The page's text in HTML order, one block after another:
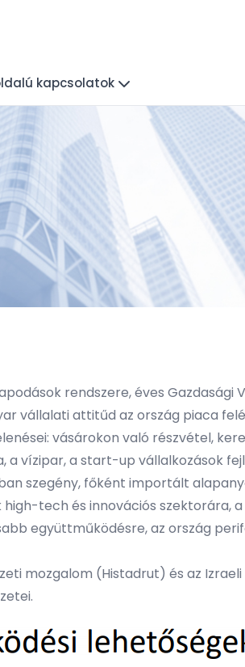
kapcsolatok
rendszere, éves Gazdasági
vállalati attitűd az ország piaca
vásárokon való részvétel,
vízipar, a start-up vállalkozások
szegény, főként importált
tech és innovációs szektorára,
együttműködésre, az ország
mozgalom (Histadrut) és az